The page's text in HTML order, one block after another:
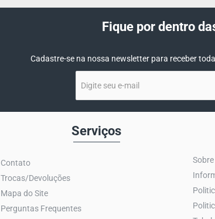
Fique por dentro
Cadastre-se na nossa newsletter para receber
seu
e-
mail
Serviços
Contato
Trocas/Devoluções
Mapa do Site
Perguntas Frequentes